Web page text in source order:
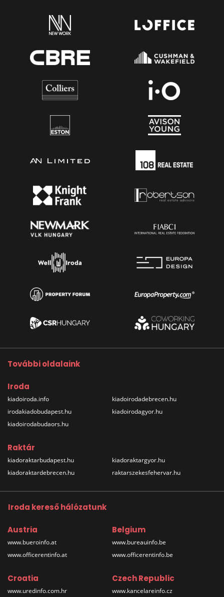
További oldalaink
Iroda
kiadoiroda.info
irodakiadobudapest.hu
kiadoirodabudaors.hu
kiadoirodadebrecen.hu
kiadoirodagyor.hu
Raktár
kiadoraktarbudapest.hu
kiadoraktardebrecen.hu
kiadoraktargyor.hu
raktarszekesfehervar.hu
Iroda kereső hálózatunk
Austria
www.bueroinfo.at
www.officerentinfo.at
Belgium
www.bureauinfo.be
www.officerentinfo.be
Croatia
www.uredinfo.com.hr
Czech Republic
www.kancelareinfo.cz